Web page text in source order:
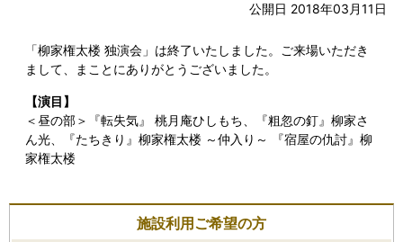
公開日 2018年03月11日
「柳家権太楼 独演会」は終了いたしました。ご来場いただき
まして、まことにありがとうございました。
【演目】
＜昼の部＞『転失気』 桃月庵ひしもち、『粗忽の釘』柳家さ
ん光、『たちきり』柳家権太楼 ～仲入り～ 『宿屋の仇討』柳
家権太楼
施設利用ご希望の方